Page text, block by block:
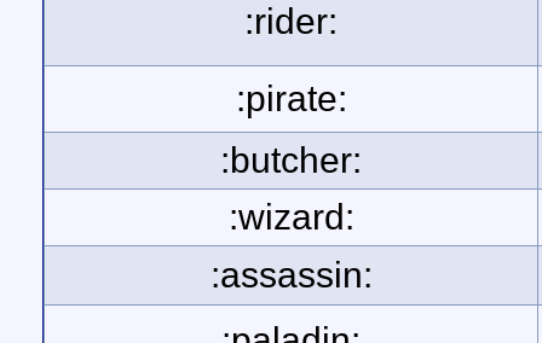
:rider:
:pirate:
:butcher:
:wizard:
:assassin: